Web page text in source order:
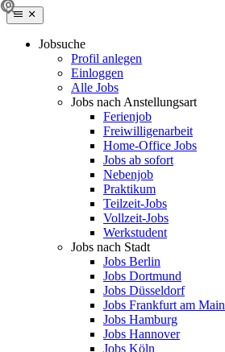
Jobsuche
Profil anlegen
Einloggen
Alle Jobs
Jobs nach Anstellungsart
Ferienjob
Freiwilligenarbeit
Home-Office Jobs
Jobs ab sofort
Nebenjob
Praktikum
Teilzeit-Jobs
Vollzeit-Jobs
Werkstudent
Jobs nach Stadt
Jobs Berlin
Jobs Dortmund
Jobs Düsseldorf
Jobs Frankfurt am Main
Jobs Hamburg
Jobs Hannover
Jobs Köln